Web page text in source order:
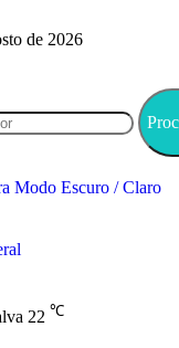
de 2026
Modo Escuro / Claro
22 ℃